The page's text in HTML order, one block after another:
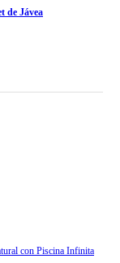
de Jávea